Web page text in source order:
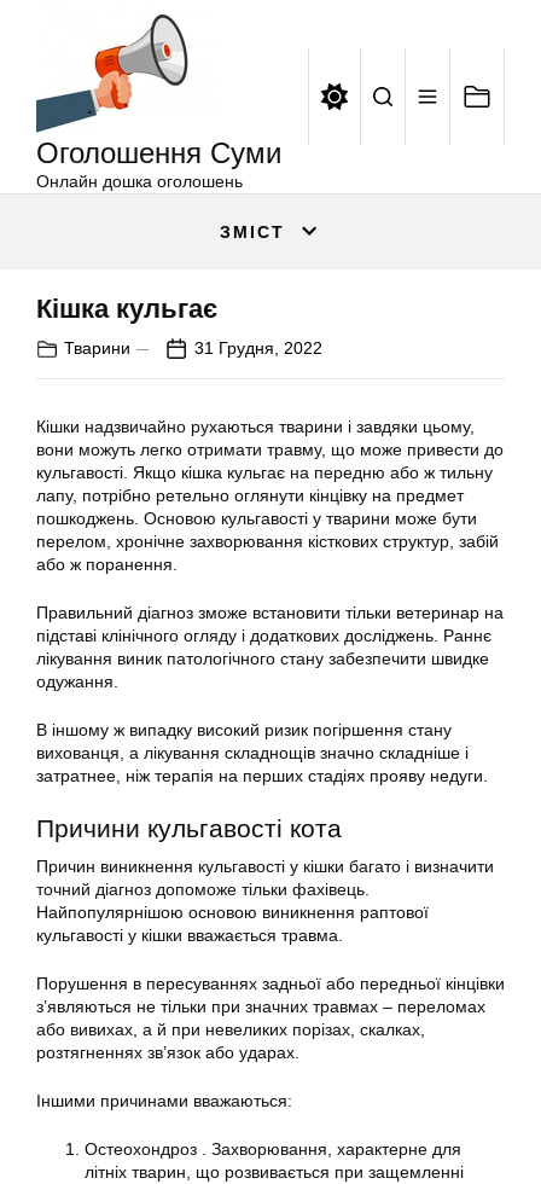
Оголошення Суми
Онлайн дошка оголошень
ЗМІСТ
Кішка кульгає
Тварини 31 Грудня, 2022
Кішки надзвичайно рухаються тварини і завдяки цьому,
вони можуть легко отримати травму, що може привести до
кульгавості. Якщо кішка кульгає на передню або ж тильну
лапу, потрібно ретельно оглянути кінцівку на предмет
пошкоджень. Основою кульгавості у тварини може бути
перелом, хронічне захворювання кісткових структур, забій
або ж поранення.
Правильний діагноз зможе встановити тільки ветеринар на
підставі клінічного огляду і додаткових досліджень. Раннє
лікування виник патологічного стану забезпечити швидке
одужання.
В іншому ж випадку високий ризик погіршення стану
вихованця, а лікування складнощів значно складніше і
затратнее, ніж терапія на перших стадіях прояву недуги.
Причини кульгавості кота
Причин виникнення кульгавості у кішки багато і визначити
точний діагноз допоможе тільки фахівець.
Найпопулярнішою основою виникнення раптової
кульгавості у кішки вважається травма.
Порушення в пересуваннях задньої або передньої кінцівки
з’являються не тільки при значних травмах – переломах
або вивихах, а й при невеликих порізах, скалках,
розтягненнях зв’язок або ударах.
Іншими причинами вважаються:
Остеохондроз . Захворювання, характерне для
літніх тварин, що розвивається при защемленні